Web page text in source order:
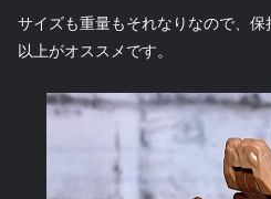
サイズも重量もそれなりなので、
以上がオススメです。